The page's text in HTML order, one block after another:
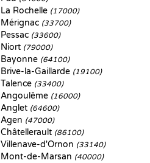
La Rochelle (17000)
Mérignac (33700)
Pessac (33600)
Niort (79000)
Bayonne (64100)
Brive-la-Gaillarde (19100)
Talence (33400)
Angoulême (16000)
Anglet (64600)
Agen (47000)
Châtellerault (86100)
Villenave-d'Ornon (33140)
Mont-de-Marsan (40000)